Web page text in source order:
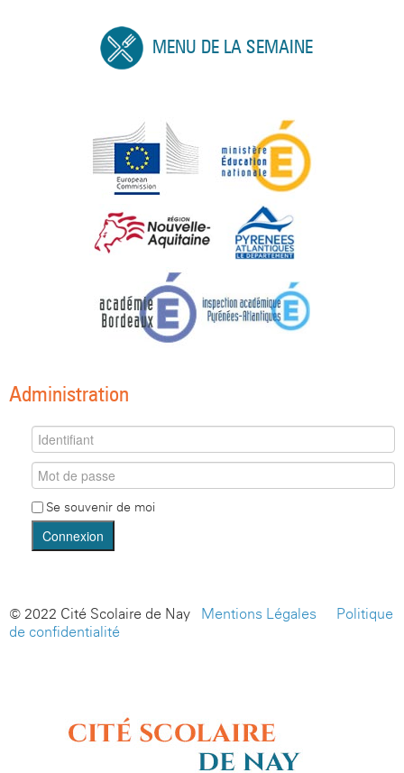
MENU DE LA SEMAINE
Administration
Se souvenir de moi
Connexion
© 2022 Cité Scolaire de Nay - Mentions Légales
Politique
de confidentialité